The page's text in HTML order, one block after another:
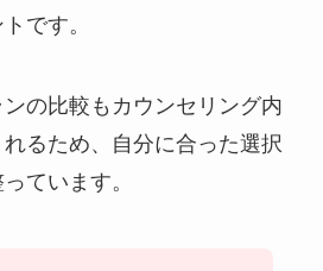
です。
の比較もカウンセリング内
るため、自分に合った選択
ています。